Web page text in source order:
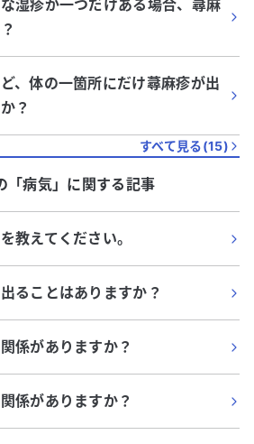
湿疹が一つだけある場合、蕁麻
、体の一箇所にだけ蕁麻疹が出
？
すべて見る(15)
「病気」に関する記事
教えてください。
ることはありますか？
係がありますか？
係がありますか？